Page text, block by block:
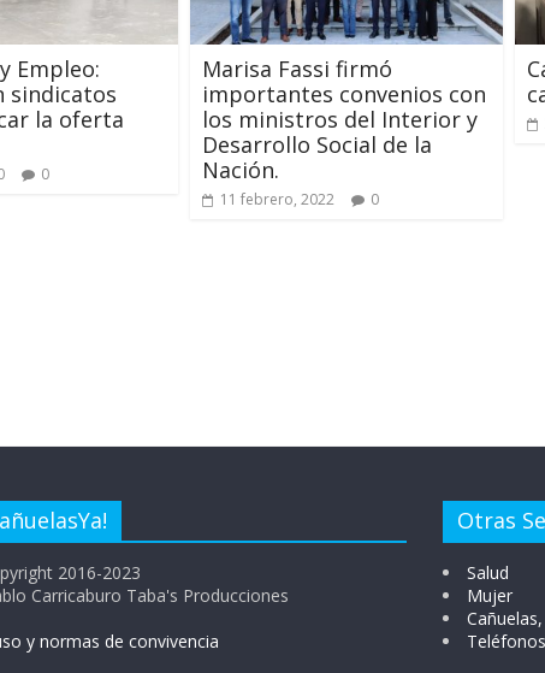
Empleo:
sindicatos
la oferta
0
Marisa Fassi firmó
importantes convenios con
los ministros del Interior y
Desarrollo Social de la
Nación.
11 febrero, 2022 0
2016-2023
Carricaburo Taba's Producciones
y normas de convivencia
Otras
Salud
Mujer